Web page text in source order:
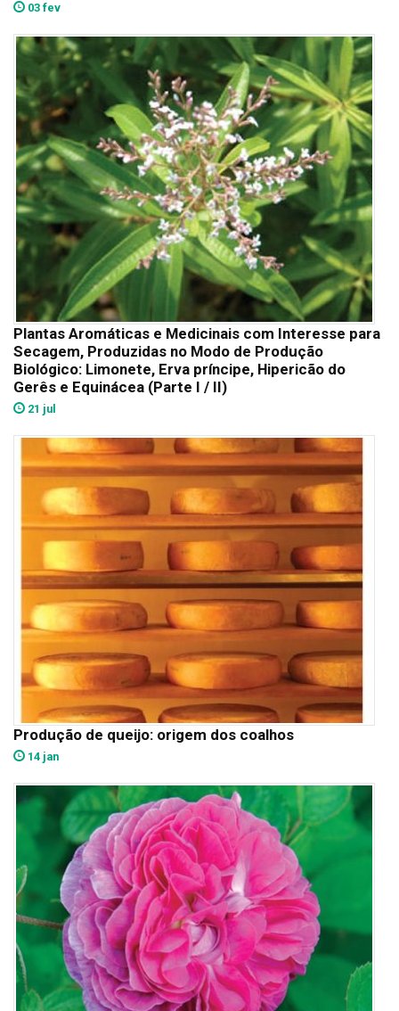
03 fev
Plantas Aromáticas e Medicinais com Interesse para
Secagem, Produzidas no Modo de Produção
Biológico: Limonete, Erva príncipe, Hipericão do
Gerês e Equinácea (Parte I / II)
21 jul
Produção de queijo: origem dos coalhos
14 jan